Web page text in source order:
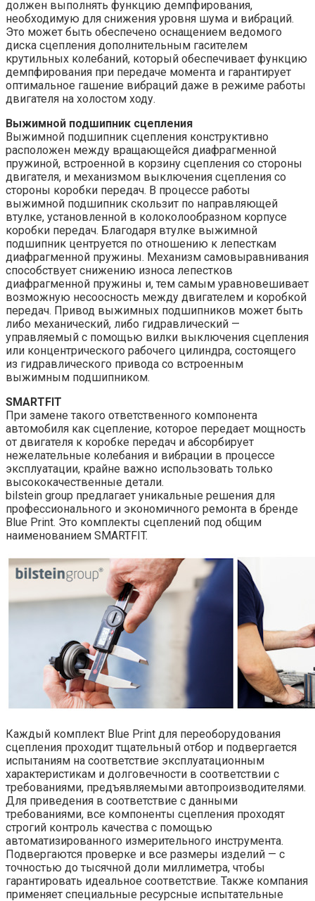
должен выполнять функцию демпфирования,
необходимую для снижения уровня шума и вибраций.
Это может быть обеспечено оснащением ведомого
диска сцепления дополнительным гасителем
крутильных колебаний, который обеспечивает функцию
демпфирования при передаче момента и гарантирует
оптимальное гашение вибраций даже в режиме работы
двигателя на холостом ходу.
Выжимной подшипник сцепления
Выжимной подшипник сцепления конструктивно
расположен между вращающейся диафрагменной
пружиной, встроенной в корзину сцепления со стороны
двигателя, и механизмом выключения сцепления со
стороны коробки передач. В процессе работы
выжимной подшипник скользит по направляющей
втулке, установленной в колоколообразном корпусе
коробки передач. Благодаря втулке выжимной
подшипник центруется по отношению к лепесткам
диафрагменной пружины. Механизм самовыравнивания
способствует снижению износа лепестков
диафрагменной пружины и, тем самым уравновешивает
возможную несоосность между двигателем и коробкой
передач. Привод выжимных подшипников может быть
либо механический, либо гидравлический —
управляемый с помощью вилки выключения сцепления
или концентрического рабочего цилиндра, состоящего
из гидравлического привода со встроенным
выжимным подшипником.
SMARTFIT
При замене такого ответственного компонента
автомобиля как сцепление, которое передает мощность
от двигателя к коробке передач и абсорбирует
нежелательные колебания и вибрации в процессе
эксплуатации, крайне важно использовать только
высококачественные детали.
bilstein group предлагает уникальные решения для
профессионального и экономичного ремонта в бренде
Blue Print. Это комплекты сцеплений под общим
наименованием SMARTFIT.
Каждый комплект Blue Print для переоборудования
сцепления проходит тщательный отбор и подвергается
испытаниям на соответствие эксплуатационным
характеристикам и долговечности в соответствии с
требованиями, предъявляемыми автопроизводителями.
Для приведения в соответствие с данными
требованиями, все компоненты сцепления проходят
строгий контроль качества с помощью
автоматизированного измерительного инструмента.
Подвергаются проверке и все размеры изделий — с
точностью до тысячной доли миллиметра, чтобы
гарантировать идеальное соответствие. Также компания
применяет специальные ресурсные испытательные